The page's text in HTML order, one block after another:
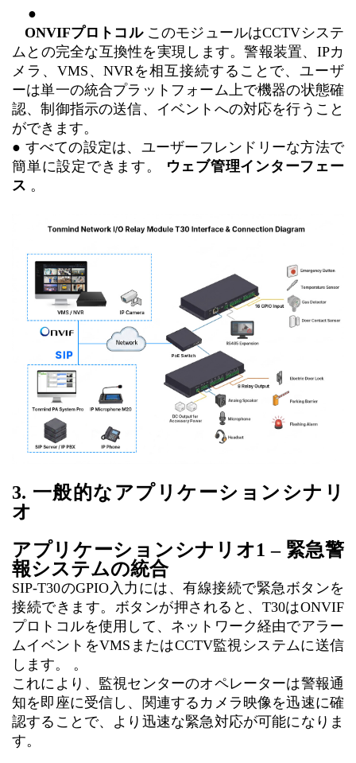
ONVIFプロトコル このモジュールはCCTVシステ
ムとの完全な互換性を実現します。警報装置、IPカ
メラ、VMS、NVRを相互接続することで、ユーザ
ーは単一の統合プラットフォーム上で機器の状態確
認、制御指示の送信、イベントへの対応を行うこと
ができます。
● すべての設定は、ユーザーフレンドリーな方法で
簡単に設定できます。
ウェブ管理インターフェー
ス 。
3. 一般的なアプリケーションシナリ
オ
アプリケーションシナリオ1 – 緊急警
報システムの統合
SIP-T30のGPIO入力には、有線接続で緊急ボタンを
接続できます。ボタンが押されると、T30はONVIF
プロトコルを使用して、ネットワーク経由でアラー
ムイベントをVMSまたはCCTV監視システムに送信
します。 。
これにより、監視センターのオペレーターは警報通
知を即座に受信し、関連するカメラ映像を迅速に確
認することで、より迅速な緊急対応が可能になりま
す。